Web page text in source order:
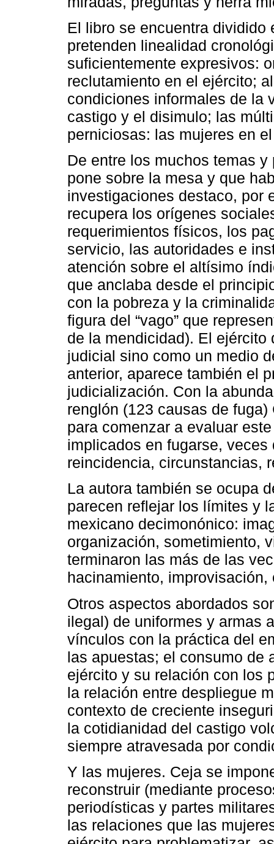
El libro se encuentra
pretenden linealidad
suficientemente expresivos:
reclutamiento en el ejército;
condiciones informales de la
castigo y el disimulo; las
perniciosas: las mujeres en
De entre los muchos temas
pone sobre la mesa y que
investigaciones destaco, por
recupera los orígenes
requerimientos físicos, los
servicio, las autoridades e
atención sobre el altísimo
que anclaba desde el
con la pobreza y la
figura del “vago” que
de la mendicidad). El
judicial sino como un medio
anterior, aparece también el
judicialización. Con la
renglón (123 causas de
para comenzar a evaluar
implicados en fugarse,
reincidencia, circunstancias,
La autora también se ocupa
parecen reflejar los límites y
mexicano decimonónico:
organización, sometimiento,
terminaron las más de las
hacinamiento,
Otros aspectos abordados
ilegal) de uniformes y armas
vínculos con la práctica del
las apuestas; el consumo de
ejército y su relación con los
la relación entre despliegue
contexto de creciente
la cotidianidad del castigo
siempre atravesada por
Y las mujeres. Ceja se
reconstruir (mediante
periodísticas y partes
las relaciones que las